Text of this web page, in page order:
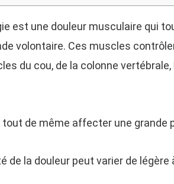
est une douleur musculaire qui
volontaire. Ces muscles
du cou, de la colonne
tout de même affecter une grande
de la douleur peut varier de